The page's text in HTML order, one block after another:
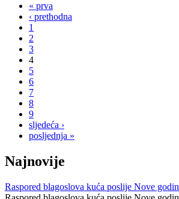
« prva
‹ prethodna
1
2
3
4
5
6
7
8
9
sljedeća ›
posljednja »
Najnovije
Raspored blagoslova kuća poslije Nove